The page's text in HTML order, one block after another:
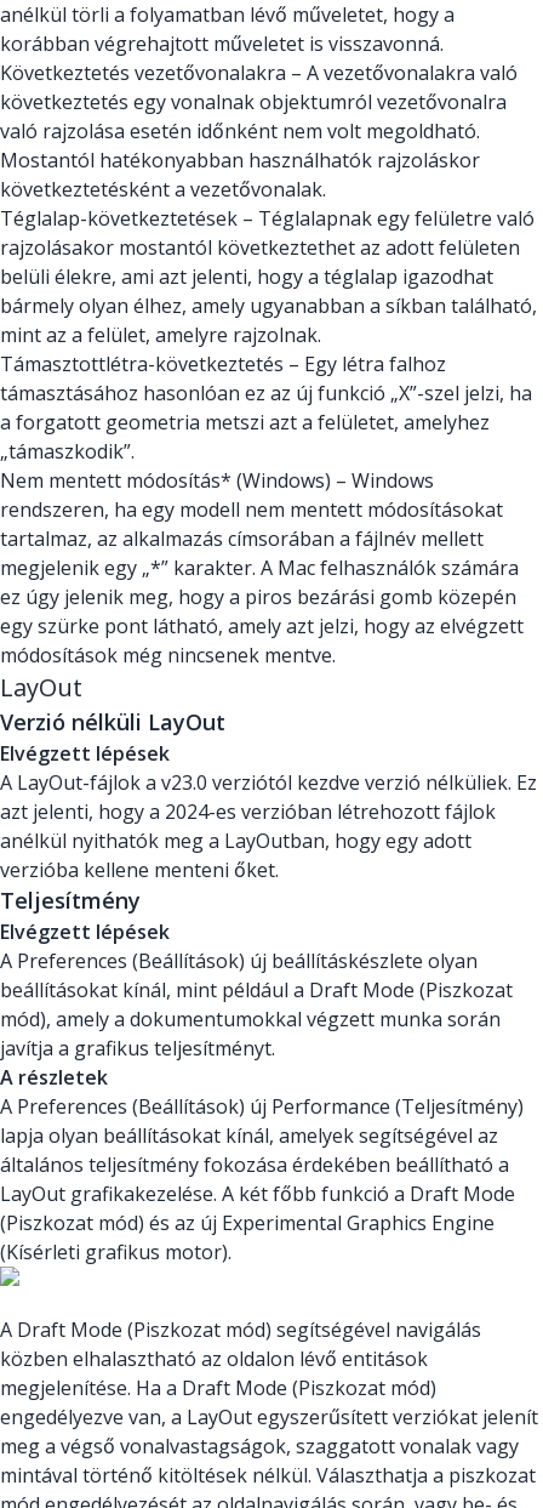
anélkül törli a folyamatban lévő műveletet, hogy a
korábban végrehajtott műveletet is visszavonná.
Következtetés vezetővonalakra – A vezetővonalakra való
következtetés egy vonalnak objektumról vezetővonalra
való rajzolása esetén időnként nem volt megoldható.
Mostantól hatékonyabban használhatók rajzoláskor
következtetésként a vezetővonalak.
Téglalap-következtetések – Téglalapnak egy felületre való
rajzolásakor mostantól következtethet az adott felületen
belüli élekre, ami azt jelenti, hogy a téglalap igazodhat
bármely olyan élhez, amely ugyanabban a síkban található,
mint az a felület, amelyre rajzolnak.
Támasztottlétra-következtetés – Egy létra falhoz
támasztásához hasonlóan ez az új funkció „X”-szel jelzi, ha
a forgatott geometria metszi azt a felületet, amelyhez
„támaszkodik”.
Nem mentett módosítás* (Windows) – Windows
rendszeren, ha egy modell nem mentett módosításokat
tartalmaz, az alkalmazás címsorában a fájlnév mellett
megjelenik egy „*” karakter. A Mac felhasználók számára
ez úgy jelenik meg, hogy a piros bezárási gomb közepén
egy szürke pont látható, amely azt jelzi, hogy az elvégzett
módosítások még nincsenek mentve.
LayOut
Verzió nélküli LayOut
Elvégzett lépések
A LayOut-fájlok a v23.0 verziótól kezdve verzió nélküliek. Ez
azt jelenti, hogy a 2024-es verzióban létrehozott fájlok
anélkül nyithatók meg a LayOutban, hogy egy adott
verzióba kellene menteni őket.
Teljesítmény
Elvégzett lépések
A Preferences (Beállítások) új beállításkészlete olyan
beállításokat kínál, mint például a Draft Mode (Piszkozat
mód), amely a dokumentumokkal végzett munka során
javítja a grafikus teljesítményt.
A részletek
A Preferences (Beállítások) új Performance (Teljesítmény)
lapja olyan beállításokat kínál, amelyek segítségével az
általános teljesítmény fokozása érdekében beállítható a
LayOut grafikakezelése. A két főbb funkció a Draft Mode
(Piszkozat mód) és az új Experimental Graphics Engine
(Kísérleti grafikus motor).
A Draft Mode (Piszkozat mód) segítségével navigálás
közben elhalasztható az oldalon lévő entitások
megjelenítése. Ha a Draft Mode (Piszkozat mód)
engedélyezve van, a LayOut egyszerűsített verziókat jelenít
meg a végső vonalvastagságok, szaggatott vonalak vagy
mintával történő kitöltések nélkül. Választhatja a piszkozat